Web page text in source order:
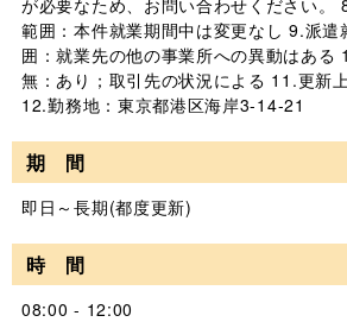
が必要なため、お問い合わせください。
範囲：本件就業期間中は変更なし 9.派遣
囲：就業先の他の事業所への異動はある
無：あり；取引先の状況による 11.更新
12.勤務地：東京都港区海岸3-14-21
期 間
即日～長期(都度更新)
時 間
08:00 - 12:00